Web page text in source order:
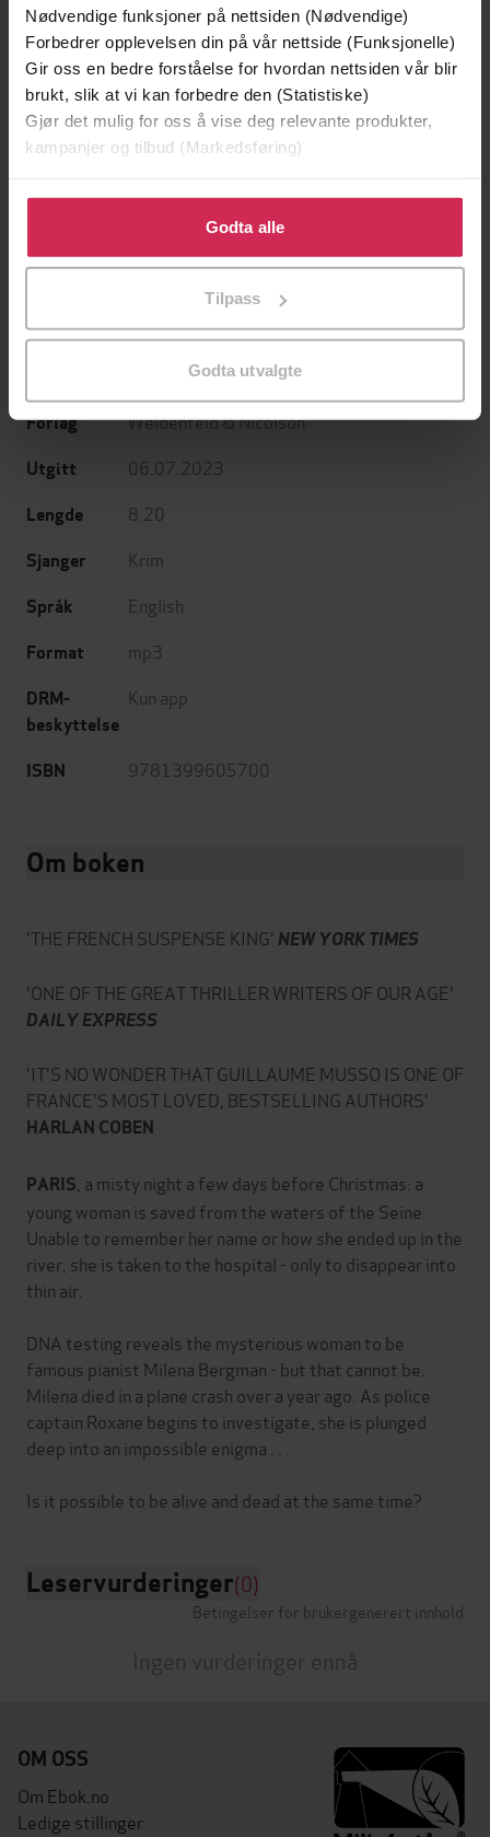
Nødvendige funksjoner på nettsiden (Nødvendige)
Forbedrer opplevelsen din på vår nettside (Funksjonelle)
Gir oss en bedre forståelse for hvordan nettsiden vår blir
brukt, slik at vi kan forbedre den (Statistiske)
Gjør det mulig for oss å vise deg relevante produkter,
kampanjer og tilbud (Markedsføring)
Klikk på «Godta alle» for å gi oss ditt samtykke til å
bruke cookies for alle disse formålene. Du kan også
tilpasse ditt samtykke til spesifikke formål ved å klikke
Godta alle
Tilpass
Godta utvalgte
199,-
Minnesota
Jo Nesbø
EBOK
349,-
Utskudd
Jørn Lier Horst
Undertittel From the No.1 International Thriller
Forfattere Guillaume Musso(forfatter),Rosie Eyre
Matt Addis(innleser)
Forlag Weidenfeld & Nicolson
Utgitt 06.07.2023
Lengde 8:20
Sjanger Krim
Språk English
Format mp3
DRM-
beskyttelse
Kun app
ISBN 9781399605700
Om boken
'THE FRENCH SUSPENSE KING' NEW YORK TIMES
'ONE OF THE GREAT THRILLER WRITERS OF OUR AGE'
DAILY EXPRESS
'IT'S NO WONDER THAT GUILLAUME MUSSO IS ONE OF
FRANCE'S MOST LOVED, BESTSELLING AUTHORS'
HARLAN COBEN
PARIS , a misty night a few days before Christmas: a
young woman is saved from the waters of the Seine.
Unable to remember her name or how she ended up in the
river, she is taken to the hospital - only to disappear into
thin air.
DNA testing reveals the mysterious woman to be
famous pianist Milena Bergman - but that cannot be.
Milena died in a plane crash over a year ago. As police
captain Roxane begins to investigate, she is plunged
deep into an impossible enigma . . .
Leservurderinger(0)
Betingelser for brukergenerert innhold
Ingen vurderinger ennå
OM OSS
Om Ebok.no
Ledige stillinger